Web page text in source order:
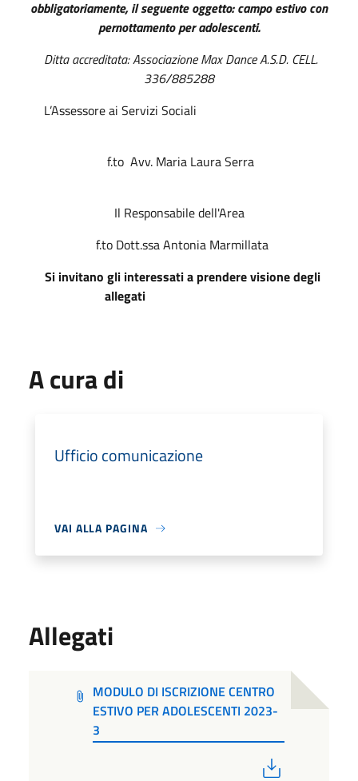
obbligatoriamente, il seguente oggetto: campo estivo con
pernottamento per adolescenti.
Ditta accreditata: Associazione Max Dance A.S.D. CELL.
336/885288
L’Assessore ai Servizi Sociali
f.to Avv. Maria Laura Serra
Il Responsabile dell'Area
f.to Dott.ssa Antonia Marmillata
Si invitano gli interessati a prendere visione degli
allegati
A cura di
Ufficio comunicazione
VAI ALLA PAGINA
Allegati
MODULO DI ISCRIZIONE CENTRO
ESTIVO PER ADOLESCENTI 2023-
3